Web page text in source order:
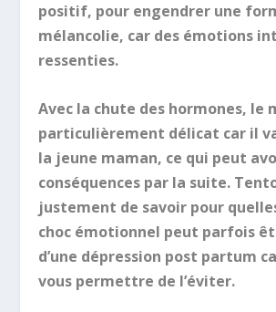
positif, pour engendrer une
mélancolie, car des émotions
ressenties.
Avec la chute des hormones, le
particulièrement délicat car il
la jeune maman, ce qui peut
conséquences par la suite.
justement de savoir pour
choc émotionnel peut parfois
d’une dépression post partum
vous permettre de l’éviter.